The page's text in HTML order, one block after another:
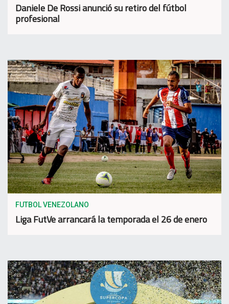
Daniele De Rossi anunció su retiro del fútbol
profesional
FUTBOL VENEZOLANO
Liga FutVe arrancará la temporada el 26 de enero